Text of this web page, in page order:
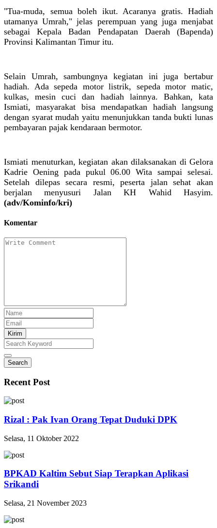
"Tua-muda, semua boleh ikut. Acaranya gratis. Hadiah
utamanya Umrah," jelas perempuan yang juga menjabat
sebagai Kepala Badan Pendapatan Daerah (Bapenda)
Provinsi Kalimantan Timur itu.
Selain Umrah, sambungnya kegiatan ini juga bertabur
hadiah. Ada sepeda motor listrik, sepeda motor matic,
kulkas, mesin cuci dan hadiah lainnya. Bahkan, kata
Ismiati, masyarakat bisa mendapatkan hadiah langsung
dengan syarat mudah yaitu menunjukkan tanda bukti lunas
pembayaran pajak kendaraan bermotor.
Ismiati menuturkan, kegiatan akan dilaksanakan di Gelora
Kadrie Oening pada pukul 06.00 Wita sampai selesai.
Setelah dilepas secara resmi, peserta jalan sehat akan
berjalan menyusuri Jalan KH Wahid Hasyim.
(adv/Kominfo/kri)
Komentar
Kirim
Search
Recent Post
Rizal : Pak Ivan Orang Tepat Duduki DPK
Selasa, 11 Oktober 2022
BPKAD Kaltim Sebut Siap Terapkan Aplikasi
Srikandi
Selasa, 21 November 2023